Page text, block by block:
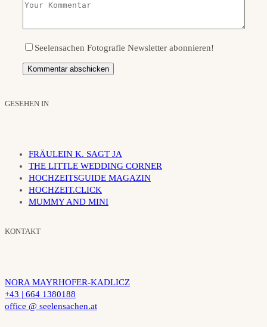
Seelensachen Fotografie Newsletter abonnieren!
GESEHEN IN
FRÄULEIN K. SAGT JA
THE LITTLE WEDDING CORNER
HOCHZEITSGUIDE MAGAZIN
HOCHZEIT.CLICK
MUMMY AND MINI
KONTAKT
NORA MAYRHOFER-KADLICZ
+43 | 664 1380188
office @ seelensachen.at